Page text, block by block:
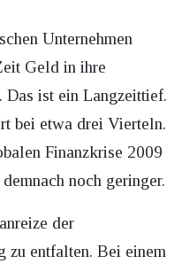
Unternehmen
Geld in ihre
Das ist ein Langzeittief.
bei etwa drei Vierteln.
Finanzkrise 2009
noch geringer.
der
zu entfalten. Bei einem